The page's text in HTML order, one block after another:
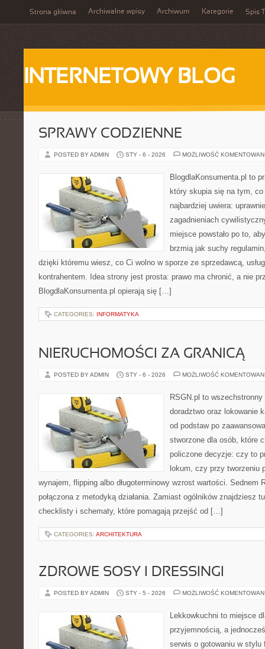
Strona główna Archiwalne wpisy Archiwum Kategorie Spis
INTERNETOWY BLOG
SPRAWY CODZIENNE
POSTED BY ADMIN STY - 6 - 2026 MOŻLIWOŚĆ
BlogdlaKonsumenta.pl to
który skupia się na tym,
najbardziej uwiera:
zagadnieniach
miejsce powstało po to,
brzmią jak suchy
dzięki któremu wiesz, co Ci wolno w sporze ze sprzedawcą,
kontrahentem. Idea strony jest prosta: prawo ma chronić, a nie
BlogdlaKonsumenta.pl opierają się […]
CATEGORIES: INFORMATYKA
NIERUCHOMOŚCI ZA GRANICĄ
POSTED BY ADMIN STY - 6 - 2026 MOŻLIWOŚĆ
RSGN.pl to
doradztwo oraz lokowanie
od podstaw po
stworzone dla osób, które
policzone decyzje: czy to
lokum, czy przy tworzeniu
wynajem, flipping albo długoterminowy wzrost wartości. Sednem
połączona z metodyką działania. Zamiast ogólników znajdziesz
checklisty i schematy, które pomagają przejść od […]
CATEGORIES: ARCHITEKTURA
ZDROWE SOSY I DRESSINGI
POSTED BY ADMIN STY - 5 - 2026 MOŻLIWOŚĆ
Lekkowkuchni to miejsce
przyjemnością, a
serwis o gotowaniu w stylu